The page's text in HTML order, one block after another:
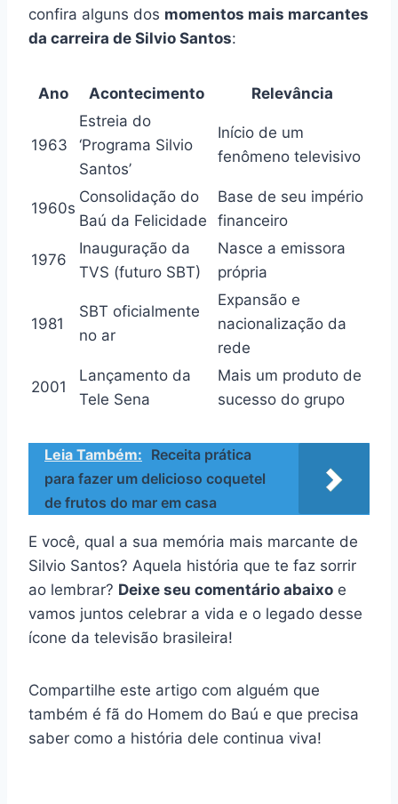
confira alguns dos momentos mais marcantes
da carreira de Silvio Santos:
Ano Acontecimento Relevância
1963
Estreia do
‘Programa Silvio
Santos’
Início de um
fenômeno televisivo
1960s
Consolidação do
Baú da Felicidade
Base de seu império
financeiro
1976
Inauguração da
TVS (futuro SBT)
Nasce a emissora
própria
1981
SBT oficialmente
no ar
Expansão e
nacionalização da
rede
2001
Lançamento da
Tele Sena
Mais um produto de
sucesso do grupo
Leia Também: Receita prática
para fazer um delicioso coquetel
de frutos do mar em casa
E você, qual a sua memória mais marcante de
Silvio Santos? Aquela história que te faz sorrir
ao lembrar? Deixe seu comentário abaixo e
vamos juntos celebrar a vida e o legado desse
ícone da televisão brasileira!
Compartilhe este artigo com alguém que
também é fã do Homem do Baú e que precisa
saber como a história dele continua viva!